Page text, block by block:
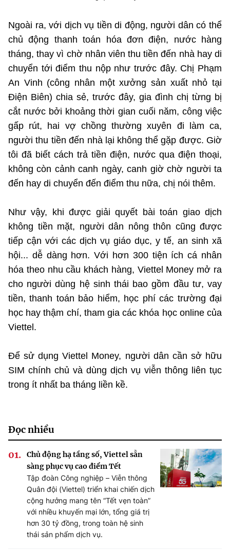
Ngoài ra, với dịch vụ tiền di động, người dân có thể
chủ động thanh toán hóa đơn điện, nước hàng
tháng, thay vì chờ nhân viên thu tiền đến nhà hay di
chuyển tới điểm thu nộp như trước đây. Chị Phạm
An Vinh (công nhân một xưởng sản xuất nhỏ tại
Điện Biên) chia sẻ, trước đây, gia đình chị từng bị
cắt nước bởi khoảng thời gian cuối năm, công việc
gấp rút, hai vợ chồng thường xuyên đi làm ca,
người thu tiền đến nhà lại không thể gặp được. Giờ
tôi đã biết cách trả tiền điện, nước qua điện thoại,
không còn cảnh canh ngày, canh giờ chờ người ta
đến hay di chuyển đến điểm thu nữa, chị nói thêm.
Như vậy, khi được giải quyết bài toán giao dịch
không tiền mặt, người dân nông thôn cũng được
tiếp cận với các dịch vụ giáo dục, y tế, an sinh xã
hội... dễ dàng hơn. Với hơn 300 tiện ích cá nhân
hóa theo nhu cầu khách hàng, Viettel Money mở ra
cho người dùng hệ sinh thái bao gồm đầu tư, vay
tiền, thanh toán bảo hiểm, học phí các trường đại
học hay thậm chí, tham gia các khóa học online của
Viettel.
Để sử dụng Viettel Money, người dân cần sở hữu
SIM chính chủ và dùng dịch vụ viễn thông liên tục
trong ít nhất ba tháng liền kề.
Đọc nhiều
Chủ động hạ tầng số, Viettel sẵn
sàng phục vụ cao điểm Tết
Tập đoàn Công nghiệp – Viễn thông
Quân đội (Viettel) triển khai chiến dịch
cộng hưởng mang tên “Tết vẹn toàn”
với nhiều khuyến mại lớn, tổng giá trị
hơn 30 tỷ đồng, trong toàn hệ sinh
thái sản phẩm dịch vụ.